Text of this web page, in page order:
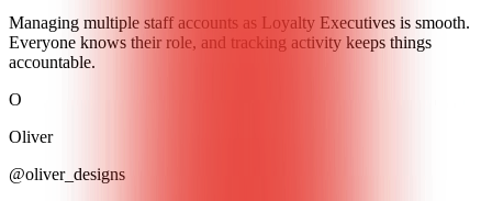
Managing multiple staff accounts as Loyalty Executives is smooth.
Everyone knows their role, and tracking activity keeps things
accountable.
O
Oliver
@oliver_designs